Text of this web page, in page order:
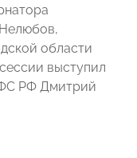
области
выступил
РФ Дмитрий